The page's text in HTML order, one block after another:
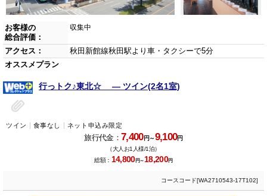
お客様の
総合評価：
収集中
アクセス：
秋田新館線秋田駅より車・タクシーで5分
オススメプラン
行っトク♪東北☆ ― ツイン(2名1室)
ツイン 食事なし ネット申込み限定
旅行代金： 7,400円～9,100円
（大人お1人様/1泊）
総額： 14,800円～18,200円
コースコード[WA2710543-17T102]